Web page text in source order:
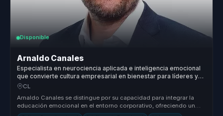
Disponible
Arnaldo Canales
Especialista en neurociencia aplicada e inteligencia emocional
que convierte cultura empresarial en bienestar para líderes y
equipos.
CL
Arnaldo Canales se distingue por su capacidad para integrar la
educación emocional en el entorno corporativo, ofreciendo un
enfoque único...